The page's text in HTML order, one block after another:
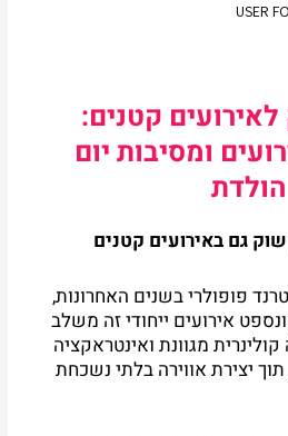
לאפס
את
כל
cached
USER
קטנים:
ומסיבות יום
הולדת
גם באירועים קטנים
פופולרי בשנים האחרונות,
אירועים ייחודי זה משלב
קולינרית מגוונת ואינטראקציה
יצירת אווירה בלתי נשכחת